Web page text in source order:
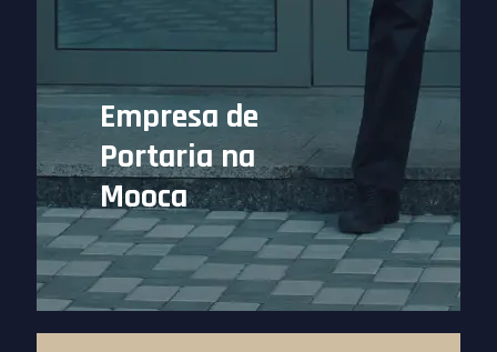
Empresa de
Portaria na
Mooca